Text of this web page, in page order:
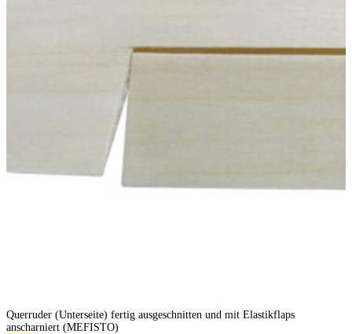
Querruder (Unterseite) fertig ausgeschnitten und mit Elastikflaps
anscharniert (MEFISTO)